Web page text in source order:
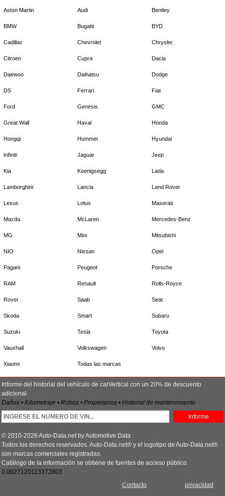
Aston Martin Audi Bentley
BMW Bugatti BYD
Cadillac Chevrolet Chrysler
Citroen Cupra Dacia
Daewoo Daihatsu Dodge
DS Ferrari Fiat
Ford Genesis GMC
Great Wall Haval Honda
Hongqi Hummer Hyundai
Infiniti Jaguar Jeep
Kia Koenigsegg Lada
Lamborghini Lancia Land Rover
Lexus Lotus Maserati
Mazda McLaren Mercedes-Benz
MG Mini Mitsubishi
NIO Nissan Opel
Pagani Peugeot Porsche
RAM Renault Rolls-Royce
Rover Saab Seat
Skoda Smart Subaru
Suzuki Tesla Toyota
Vauxhall Volkswagen Volvo
Xiaomi Todas las marcas
Informe del historial del vehículo de carVertical con un 20% de descuento
adicional
Daños • Kilometraje • Robos • Propietarios • Historial de mantenimiento
Informe
© 2010-2026 Auto-Data.net by Automotive Data
Todos los derechos reservados. Auto-Data.net® y el logotipo de Auto-Data.net®
son marcas comerciales registradas.
Catálogo de la información se obtiene de fuentes de acceso público
0.0027120113372803
privacidad
Contacto